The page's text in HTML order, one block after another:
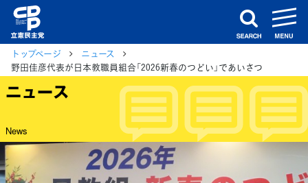
search
トップページ
ニュース
野田佳彦代表が日本教職員組合「2026新春のつどい」であいさつ
ニュース
News